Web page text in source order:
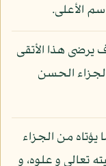
الأعلى.
هذا الأتقى
الحسن
يؤتاه من الجزاء
تعالى و علوه، و